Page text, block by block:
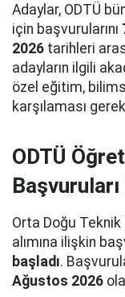
Adaylar, ODTÜ
için başvurularını
2026 tarihleri
adayların ilgili
özel eğitim,
karşılaması
ODTÜ
Orta Doğu
alımına ilişkin
başladı.
Ağustos 2026